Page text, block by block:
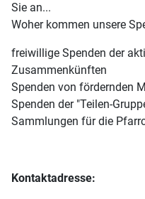
Sie an...
Woher kommen unsere
freiwillige Spenden der
Zusammenkünften
Spenden von fördernden
Spenden der "Teilen-
Sammlungen für die
Kontaktadresse: